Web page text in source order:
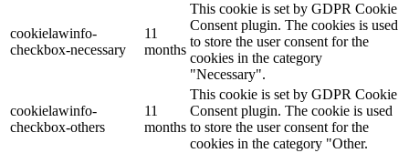
cookielawinfo-
checkbox-necessary
11
months
This cookie is set by GDPR Cookie
Consent plugin. The cookies is used
to store the user consent for the
cookies in the category
"Necessary".
cookielawinfo-
checkbox-others
11
months
This cookie is set by GDPR Cookie
Consent plugin. The cookie is used
to store the user consent for the
cookies in the category "Other.